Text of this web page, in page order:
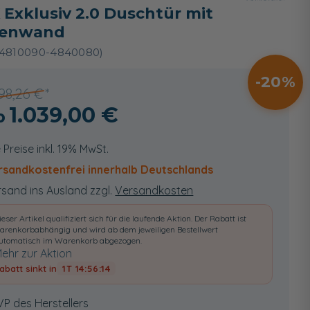
Exklusiv 2.0 Duschtür mit
4840080)
€
20
1.039,00 €
Preise inkl. 19% MwSt.
innerhalb Deutschlands
ins Ausland zzgl.Versandkosten
Artikel qualifiziert sich für die laufende Aktion. Der Rabatt ist
und wird ab dem jeweiligen Bestellwert
im Warenkorb abgezogen.
zur Aktion
sinkt in 1T 14:56:13
des Herstellers